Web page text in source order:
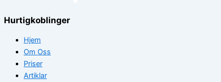
Hurtigkoblinger
Hjem
Om Oss
Priser
Artiklar